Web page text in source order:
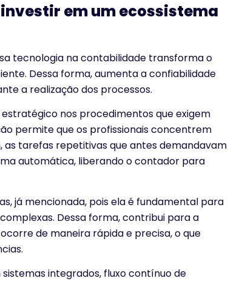
em um ecossistema
tecnologia na contabilidade transforma o
Dessa forma, aumenta a confiabilidade
a realização dos processos.
nos procedimentos que exigem
permite que os profissionais concentrem
as tarefas repetitivas que antes demandavam
automática, liberando o contador para
já mencionada, pois ela é fundamental para
Dessa forma, contribui para a
de maneira rápida e precisa, o que
integrados, fluxo contínuo de